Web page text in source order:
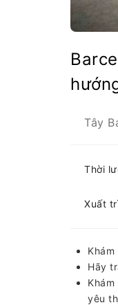
Tây
Thời
Xuất
Hãy
yêu